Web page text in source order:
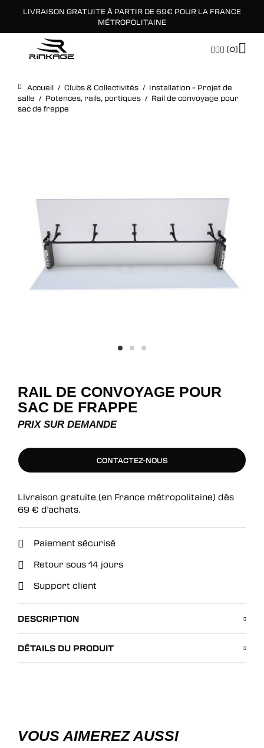
LIVRAISON GRATUITE À PARTIR DE 69€ POUR LA FRANCE
MÉTROPOLITAINE
[0]
Accueil / Clubs & Collectivités / Installation – Projet de
salle / Potences, rails, portiques / Rail de convoyage pour
sac de frappe
RAIL DE CONVOYAGE POUR
SAC DE FRAPPE
PRIX SUR DEMANDE
CONTACTEZ-NOUS
Livraison gratuite (en France métropolitaine) dès
69 € d'achats.
Paiement sécurisé
Retour sous 14 jours
Support client
DESCRIPTION
DÉTAILS DU PRODUIT
VOUS AIMEREZ AUSSI